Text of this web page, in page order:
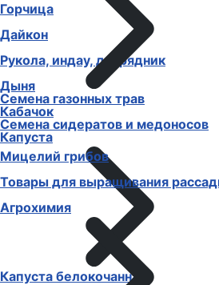
Горчица
Дайкон
Рукола, индау, двурядник
Дыня
Кабачок
Капуста
Капуста белокочанная
Семена газонных трав
Семена сидератов и медоносов
Мицелий грибов
Товары для выращивания
Агрохимия